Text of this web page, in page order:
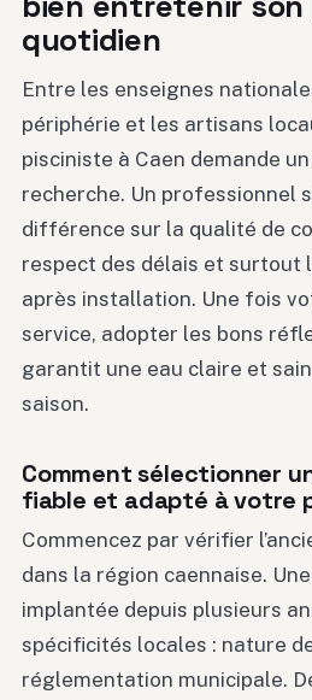
quotidien
Entre les enseignes
périphérie et les artisans
pisciniste à Caen demande
recherche. Un professionnel
différence sur la qualité de
respect des délais et surtout
après installation. Une fois
service, adopter les bons
garantit une eau claire et
saison.
Comment sélectionner
fiable et adapté à votre
Commencez par vérifier
dans la région caennaise.
implantée depuis plusieurs
spécificités locales : nature
réglementation municipale.